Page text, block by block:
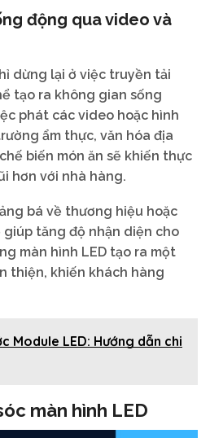
động qua video và
dừng lại ở việc truyền tải
tạo ra không gian sống
phát các video hoặc hình
ẩm thực, văn hóa địa
biến món ăn sẽ khiến thực
hơn với nhà hàng.
bá về thương hiệu hoặc
giúp tăng độ nhận diện cho
màn hình LED tạo ra một
thiện, khiến khách hàng
Module LED: Hướng dẫn chi
màn hình LED